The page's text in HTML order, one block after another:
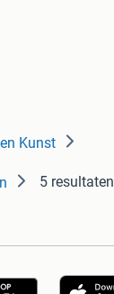
Kunst
5 resultaten